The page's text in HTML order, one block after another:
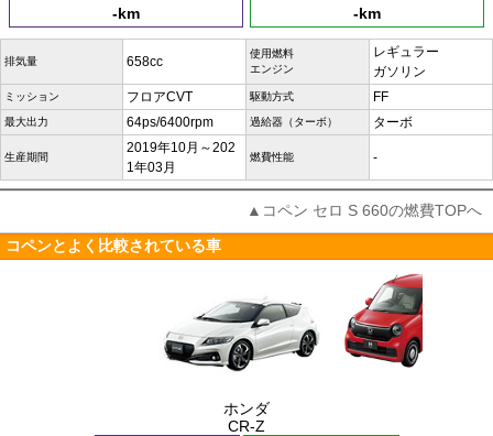
-km -km
排気量 658cc
使用燃料
エンジン
レギュラー
ガソリン
ミッション フロアCVT 駆動方式 FF
最大出力 64ps/6400rpm 過給器（ターボ） ターボ
生産期間
2019年10月～202
1年03月
燃費性能 -
▲コペン セロ S 660の燃費TOPへ
コペンとよく比較されている車
ホンダ
CR-Z